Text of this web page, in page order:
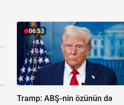
06:53
Tramp: ABŞ-nin özünün də